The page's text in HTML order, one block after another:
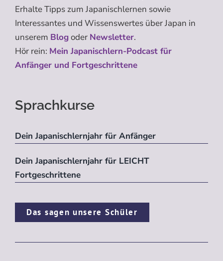
Erhalte Tipps zum Japanischlernen sowie
Interessantes und Wissenswertes über Japan in
unserem Blogoder Newsletter.
Hör rein: Mein Japanischlern-Podcast für
Anfänger und Fortgeschrittene
Sprachkurse
Dein Japanischlernjahr für Anfänger
Dein Japanischlernjahr für LEICHT
Fortgeschrittene
Das sagen unsere Schüler